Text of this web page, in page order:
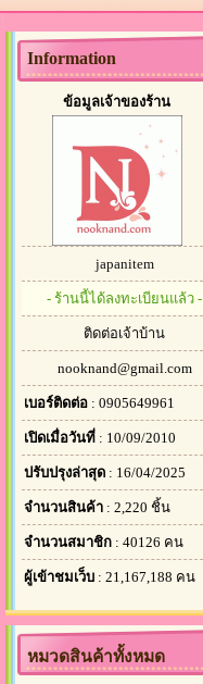
Information
ข้อมูลเจ้าของร้าน
japanitem
- ร้านนี้ได้ลงทะเบียนแล้ว -
ติดต่อเจ้าบ้าน
nooknand@gmail.com
เบอร์ติดต่อ : 0905649961
เปิดเมื่อวันที่ : 10/09/2010
ปรับปรุงล่าสุด : 16/04/2025
จำนวนสินค้า : 2,220 ชิ้น
จำนวนสมาชิก : 40126 คน
ผู้เข้าชมเว็บ : 21,167,188 คน
หมวดสินค้าทั้งหมด